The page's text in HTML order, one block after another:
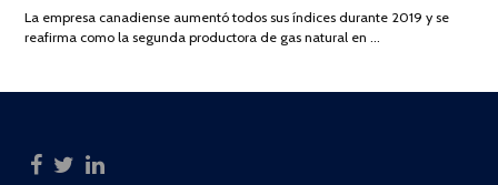
2025
La empresa canadiense aumentó todos sus índices durante 2019 y se
reafirma como la segunda productora de gas natural en …